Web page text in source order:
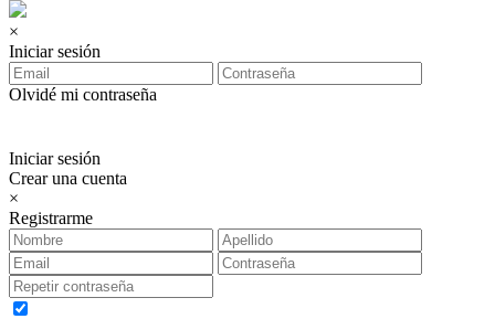
×
Iniciar sesión
Olvidé mi contraseña
Iniciar sesión
Crear una cuenta
×
Registrarme